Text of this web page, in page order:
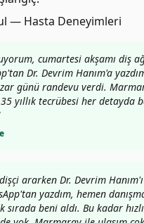
— Hasta Deneyimleri
cumartesi akşamı diş
Dr. Devrim Hanım'a
günü randevu verdi.
yıllık tecrübesi her detayda
ararken Dr. Devrim
yazdım, hemen
sırada beni aldı. Bu kadar